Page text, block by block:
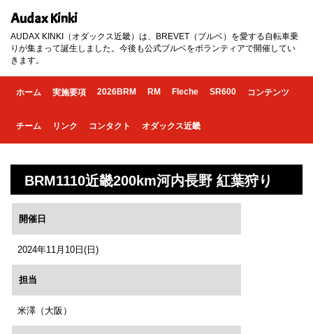
Audax Kinki
AUDAX KINKI（オダックス近畿）は、BREVET（ブルベ）を愛する自転車乗
りが集まって誕生しました。今後も公式ブルベをボランティアで開催してい
きます。
ホーム 実施要項 2026BRM RM Fleche SR600 コンテンツ
チーム リンク コンタクト オダックス近畿
BRM1110近畿200km河内長野 紅葉狩り
開催日
2024年11月10日(日)
担当
米澤（大阪）